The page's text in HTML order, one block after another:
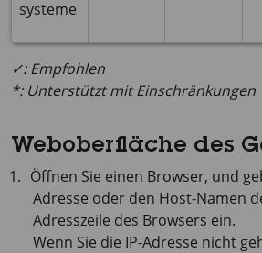
systeme
✓: Empfohlen
*: Unterstützt mit Einschränkungen
Weboberfläche des
Öffnen Sie einen Browser, und
Adresse oder den Host-Namen
Adresszeile des Browsers ein.
Wenn Sie die IP-Adresse nicht